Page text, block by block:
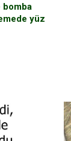
bomba
yüz